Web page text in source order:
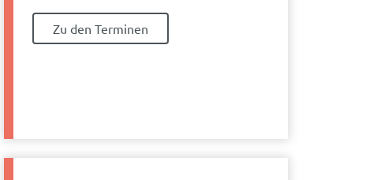
Zu den Terminen